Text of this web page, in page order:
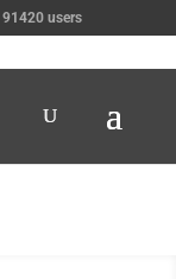
91420 users